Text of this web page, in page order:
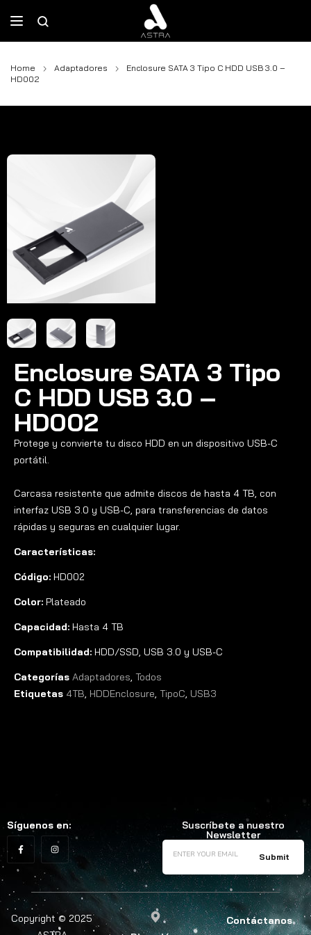
Home Adaptadores
Enclosure SATA 3 Tipo C HDD USB 3.0 –
HD002
Enclosure SATA 3 Tipo
C HDD USB 3.0 –
HD002
Protege y convierte tu disco HDD en un dispositivo USB-C
portátil.
Carcasa resistente que admite discos de hasta 4 TB, con
interfaz USB 3.0 y USB-C, para transferencias de datos
rápidas y seguras en cualquier lugar.
Características:
Código: HD002
Color: Plateado
Capacidad: Hasta 4 TB
Compatibilidad: HDD/SSD, USB 3.0 y USB-C
Categorías Adaptadores, Todos
Etiquetas 4TB, HDDEnclosure, TipoC, USB3
Síguenos en: Suscríbete a nuestro
Newsletter
Copyright © 2025
Contáctanos